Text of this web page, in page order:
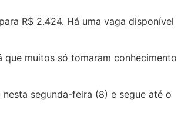
R$ 2.424. Há uma vaga disponível
muitos só tomaram conhecimento
segunda-feira (8) e segue até o